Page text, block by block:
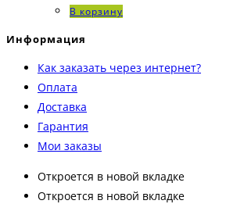
В корзину
Информация
Как заказать через интернет?
Оплата
Доставка
Гарантия
Мои заказы
Откроется в новой вкладке
Откроется в новой вкладке